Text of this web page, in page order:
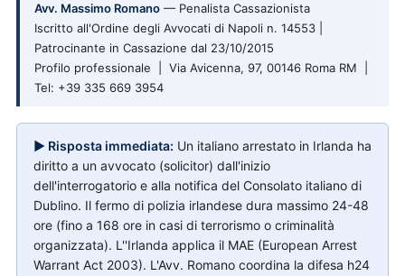
Avv. Massimo Romano — Penalista Cassazionista
Iscritto all'Ordine degli Avvocati di Napoli n. 14553 |
Patrocinante in Cassazione dal 23/10/2015
Profilo professionale | Via Avicenna, 97, 00146 Roma RM |
Tel: +39 335 669 3954
▶ Risposta immediata: Un italiano arrestato in Irlanda ha
diritto a un avvocato (solicitor) dall'inizio
dell'interrogatorio e alla notifica del Consolato italiano di
Dublino. Il fermo di polizia irlandese dura massimo 24-48
ore (fino a 168 ore in casi di terrorismo o criminalità
organizzata). L''Irlanda applica il MAE (European Arrest
Warrant Act 2003). L'Avv. Romano coordina la difesa h24